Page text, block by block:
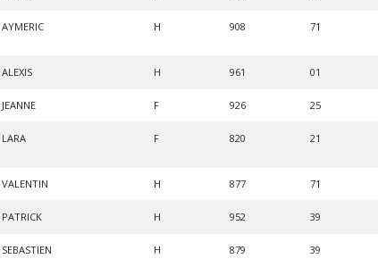
AYMERIC H 908 71
ALEXIS H 961 01
JEANNE F 926 25
LARA F 820 21
VALENTIN H 877 71
PATRICK H 952 39
SEBASTIEN H 879 39